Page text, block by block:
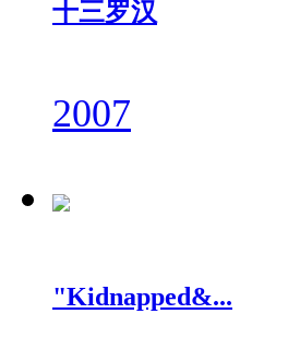
十三罗汉
2007
"Kidnapped&...